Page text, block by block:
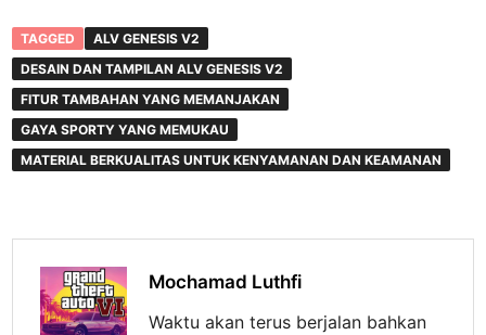
TAGGED
ALV GENESIS V2
DESAIN DAN TAMPILAN ALV GENESIS V2
FITUR TAMBAHAN YANG MEMANJAKAN
GAYA SPORTY YANG MEMUKAU
MATERIAL BERKUALITAS UNTUK KENYAMANAN DAN KEAMANAN
Mochamad Luthfi
Waktu akan terus berjalan bahkan